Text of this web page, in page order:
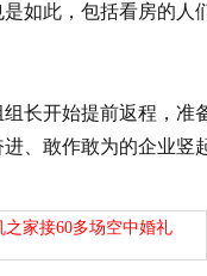
如此，包括看房的
长开始提前返程，
、敢作敢为的企业竖
家接60多场空中婚礼